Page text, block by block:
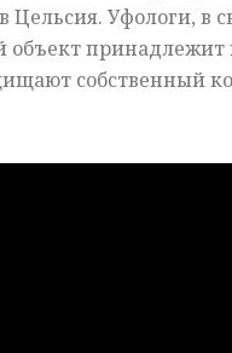
Цельсия. Уфологи, в
объект принадлежит
собственный